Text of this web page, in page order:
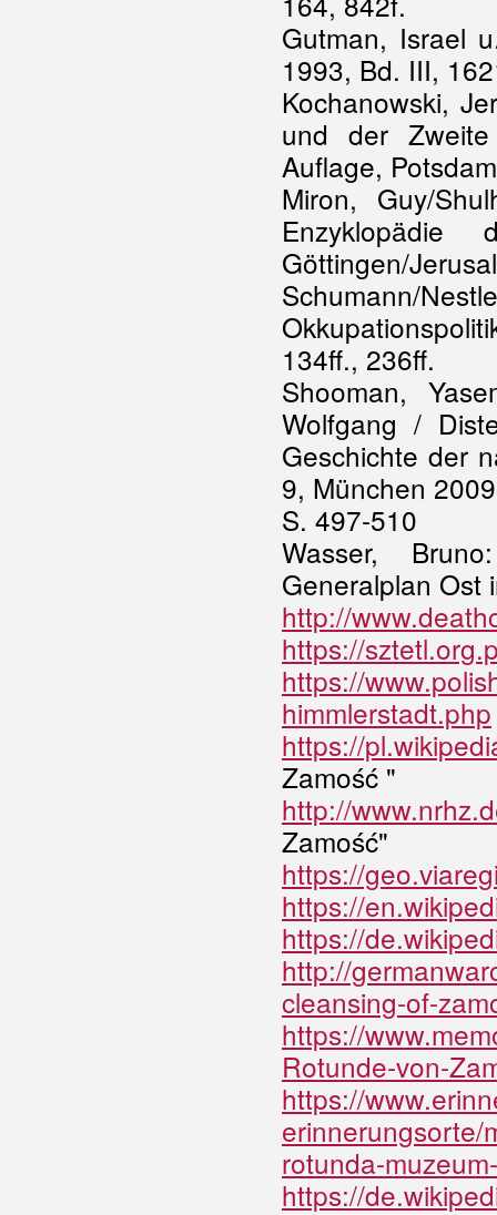
Gutman, Israel
1993, Bd. III,
Kochanowski,
und der
Auflage,
Miron, Guy/
Göttingen/
Schumann/
134ff., 236ff.
Shooman,
Wolfgang /
Geschichte der
9, München
S. 497-510
Wasser,
Generalplan Ost
http://
https://
https://
himmlerstadt.php
https://
Zamość "
http://
Zamość"
https://
https://
https://
http://
cleansing-of-
https://
Rotunde-von-
https://
erinnerungsorte/
rotunda-
https://